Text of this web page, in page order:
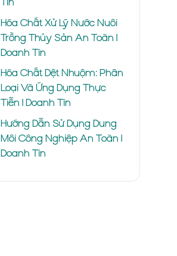
Hóa Chất Xử Lý Nước Nuôi
Trồng Thủy Sản An Toàn |
Doanh Tín
Hóa Chất Dệt Nhuộm: Phân
Loại Và Ứng Dụng Thực
Tiễn | Doanh Tín
Hướng Dẫn Sử Dụng Dung
Môi Công Nghiệp An Toàn |
Doanh Tín